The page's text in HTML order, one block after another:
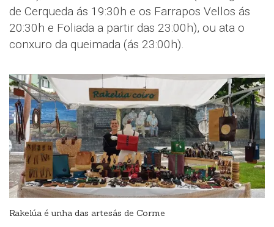
de Cerqueda ás 19:30h e os Farrapos Vellos ás
20:30h e Foliada a partir das 23:00h), ou ata o
conxuro da queimada (ás 23:00h).
Rakelúa é unha das artesás de Corme